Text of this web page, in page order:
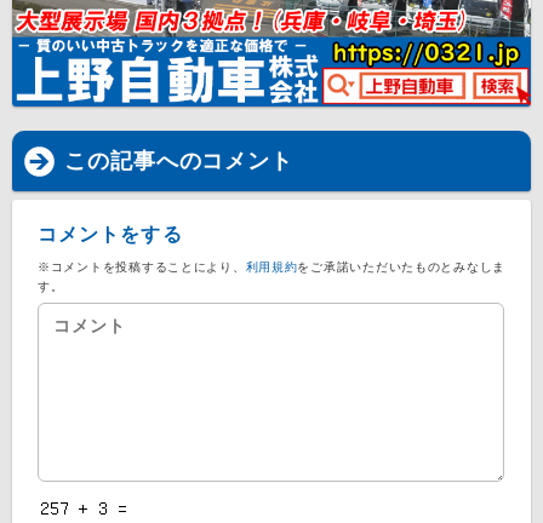
この記事へのコメント
コメントをする
※コメントを投稿することにより、 利用規約をご承諾いただいたものとみなしま
す。